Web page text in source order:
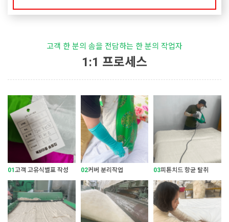
고객 한 분의 솜을 전담하는 한 분의 작업자
1:1 프로세스
01고객 고유식별표 작성 02커버 분리작업 03피톤치드 항균 탈취